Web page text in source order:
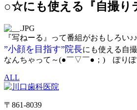
○☆にも使える『自撮り
『写ねーる』って番組がおもしろい
”小顔を目指す”院長にも使える自
なんちゃって～(●￣▽￣●；)ゞぽりぽ
ALL
〒861-8039